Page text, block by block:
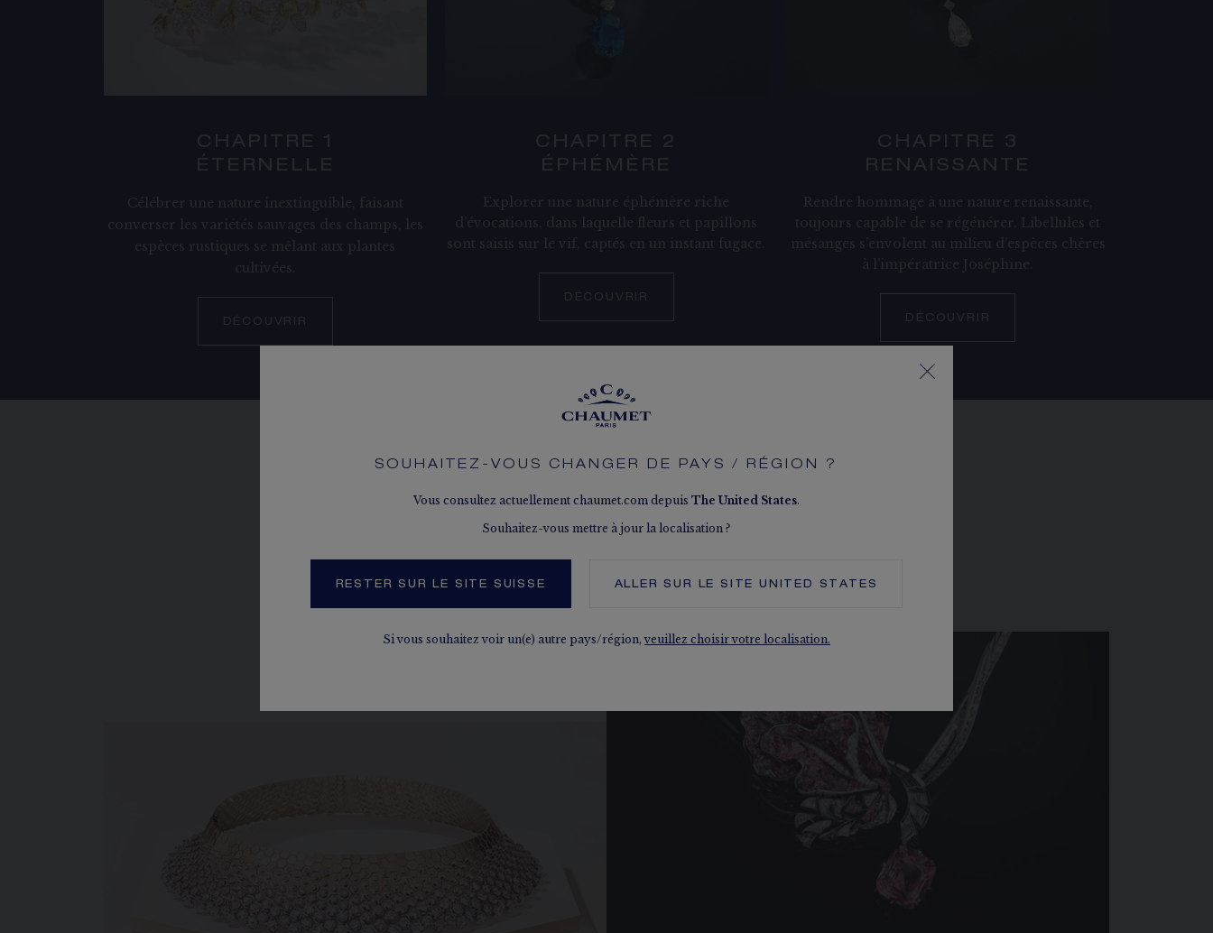
SOUHAITEZ-VOUS CHANGER DE PAYS / RÉGION ?
Vous consultez actuellement chaumet.com depuis The United States.
Souhaitez-vous mettre à jour la localisation ?
RESTER SUR LE SITE SUISSE ALLER SUR LE SITE UNITED STATES
Si vous souhaitez voir un(e) autre pays/région,veuillez choisir votre localisation.
CHAPITRE 1
ÉTERNELLE
Célébrer une nature inextinguible, faisant
converser les variétés sauvages des champs, les
espèces rustiques se mêlant aux plantes
cultivées.
DÉCOUVRIR
CHAPITRE 2
ÉPHÉMÈRE
Explorer une nature éphémère riche
d’évocations, dans laquelle fleurs et papillons
sont saisis sur le vif, captés en un instant fugace.
DÉCOUVRIR
CHAPITRE 3
RENAISSANTE
Rendre hommage à une nature renaissante,
toujours capable de se régénérer. Libellules et
mésanges s’envolent au milieu d’espèces chères
à l’impératrice Joséphine.
DÉCOUVRIR
LA HAUTE JOAILLERIE INSPIRÉE PAR LA NATURE